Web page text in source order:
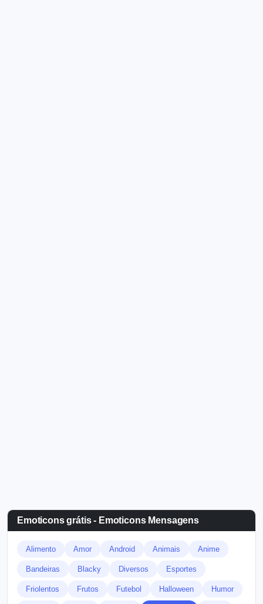
Emoticons grátis - Emoticons Mensagens
Alimento Amor Android Animais Anime
Bandeiras Blacky Diversos Esportes
Friolentos Frutos Futebol Halloween Humor